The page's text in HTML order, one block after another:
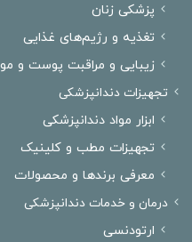
پزشکی زنان
تغذیه و رژیم‌های غذایی
زیبایی و مراقبت پوست و مو
تجهیزات دندانپزشکی
ابزار مواد دندانپزشکی
تجهیزات مطب و کلینیک
معرفی برندها و محصولات
درمان‌ و خدمات دندانپزشکی
ارتودنسی